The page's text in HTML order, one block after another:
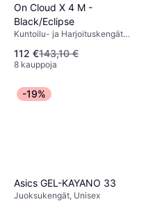
On Cloud X 4 M -
Black/Eclipse
Kuntoilu- ja Harjoituskengät
112 €143,10 €
8 kauppoja
-19%
Asics GEL-KAYANO 33
Juoksukengät, Unisex